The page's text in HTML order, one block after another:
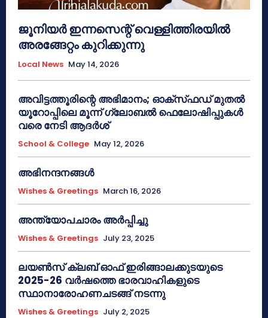
ജൂനിയർ ഇന്നസെന്റ് വെള്ളിത്തിരയിൽ
അരങ്ങേറ്റം കുറിക്കുന്നു
Local News May 14, 2026
അവിട്ടത്തൂരിന്റെ അഭിമാനം; ഓക്‌സ്‌ഫഡ് മുതൽ
യൂറോപ്പിലെ മൂന്ന് ഗ്ലോബൽ ഫെലോഷിപ്പുകൾ
വരെ നേടി ആദർശ്
School & College May 12, 2026
അഭിനന്ദനങ്ങൾ
Wishes & Greetings March 16, 2026
അന്ത്യോപചാരം അര്‍പ്പിച്ചു
Wishes & Greetings July 23, 2025
ലയൺസ് ക്ലബ് ഓഫ് ഇരിങ്ങാലക്കുടയുടെ
2025-26 വർഷത്തെ ഭാരവാഹികളുടെ
സ്ഥാനാരോഹണചടങ്ങ് നടന്നു
Wishes & Greetings July 2, 2025